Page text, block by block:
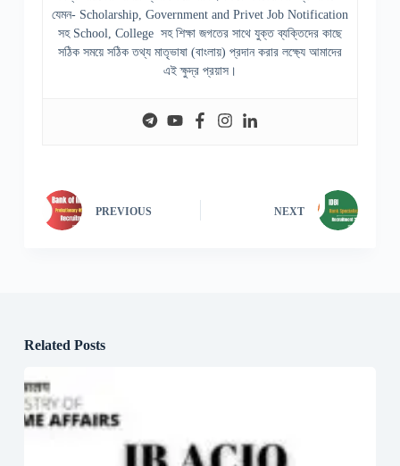
যেমন- Scholarship, Government and Privet Job Notification
সহ School, College সহ শিক্ষা জগতের সাথে যুক্ত ব্যক্তিদের কাছে
সঠিক সময়ে সঠিক তথ্য মাতৃভাষা (বাংলায়) প্রদান করার লক্ষ্যে আমাদের
এই ক্ষুদ্র প্রয়াস।
PREVIOUS NEXT
Related Posts